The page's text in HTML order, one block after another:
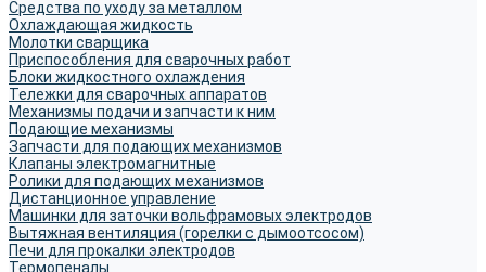
Средства по уходу за металлом
Охлаждающая жидкость
Молотки сварщика
Приспособления для сварочных работ
Блоки жидкостного охлаждения
Тележки для сварочных аппаратов
Механизмы подачи и запчасти к ним
Подающие механизмы
Запчасти для подающих механизмов
Клапаны электромагнитные
Ролики для подающих механизмов
Дистанционное управление
Машинки для заточки вольфрамовых электродов
Вытяжная вентиляция (горелки с дымоотсосом)
Печи для прокалки электродов
Термопеналы